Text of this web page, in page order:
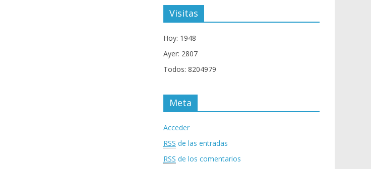
Visitas
Hoy: 1948
Ayer: 2807
Todos: 8204979
Meta
Acceder
RSS de las entradas
RSS de los comentarios